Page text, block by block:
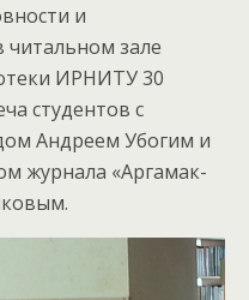
и
читальном зале
ИРНИТУ 30
студентов с
Андреем Убогим и
журнала «Аргамак-